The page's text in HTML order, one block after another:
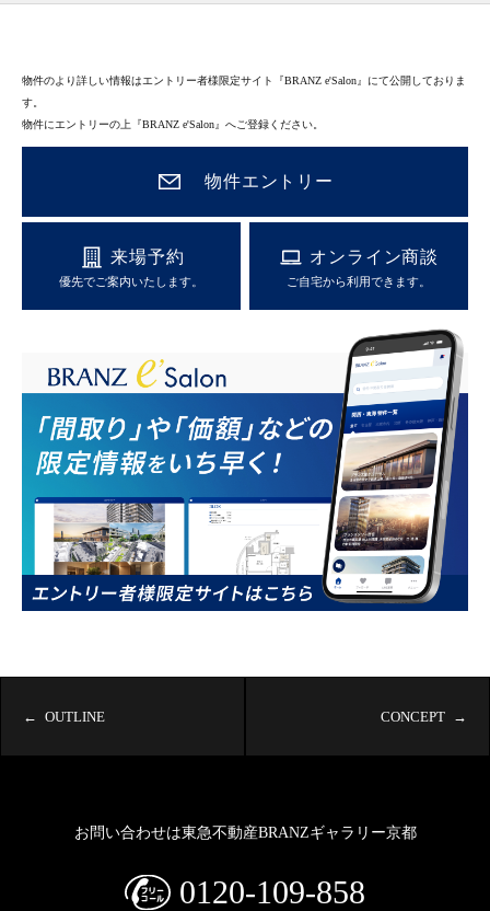
物件のより詳しい情報はエントリー者様限定サイト『BRANZ e'Salon』にて公開しておりま
す。
物件にエントリーの上『BRANZ e'Salon』へご登録ください。
物件エントリー
来場予約
優先でご案内いたします。
オンライン商談
ご自宅から利用できます。
OUTLINE CONCEPT
お問い合わせは東急不動産BRANZギャラリー京都
0120-109-858